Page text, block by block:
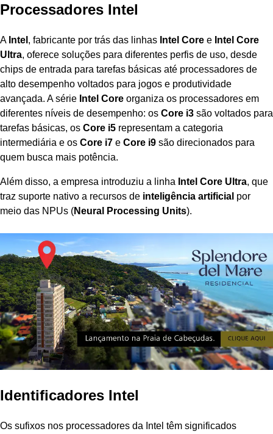
Processadores Intel
A Intel , fabricante por trás das linhas Intel Core e Intel Core
Ultra, oferece soluções para diferentes perfis de uso, desde
chips de entrada para tarefas básicas até processadores de
alto desempenho voltados para jogos e produtividade
avançada. A série Intel Core organiza os processadores em
diferentes níveis de desempenho: os Core i3 são voltados para
tarefas básicas, os Core i5 representam a categoria
intermediária e os Core i7 e Core i9 são direcionados para
quem busca mais potência.
Além disso, a empresa introduziu a linha Intel Core Ultra, que
traz suporte nativo a recursos de inteligência artificial por
meio das NPUs (Neural Processing Units).
Identificadores Intel
Os sufixos nos processadores da Intel têm significados